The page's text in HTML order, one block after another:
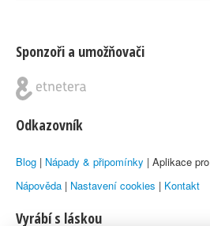
Sponzoři a umožňovači
Odkazovník
Blog | Nápady & připomínky | Aplikace pro
Nápověda | Nastavení cookies | Kontakt
Vyrábí s láskou